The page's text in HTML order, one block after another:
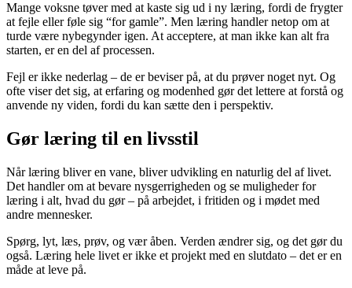
Mange voksne tøver med at kaste sig ud i ny læring, fordi de frygter
at fejle eller føle sig “for gamle”. Men læring handler netop om at
turde være nybegynder igen. At acceptere, at man ikke kan alt fra
starten, er en del af processen.
Fejl er ikke nederlag – de er beviser på, at du prøver noget nyt. Og
ofte viser det sig, at erfaring og modenhed gør det lettere at forstå og
anvende ny viden, fordi du kan sætte den i perspektiv.
Gør læring til en livsstil
Når læring bliver en vane, bliver udvikling en naturlig del af livet.
Det handler om at bevare nysgerrigheden og se muligheder for
læring i alt, hvad du gør – på arbejdet, i fritiden og i mødet med
andre mennesker.
Spørg, lyt, læs, prøv, og vær åben. Verden ændrer sig, og det gør du
også. Læring hele livet er ikke et projekt med en slutdato – det er en
måde at leve på.